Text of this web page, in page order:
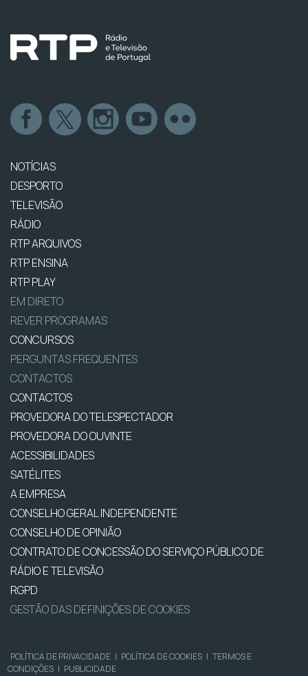
NOTÍCIAS
DESPORTO
TELEVISÃO
RÁDIO
RTP ARQUIVOS
RTP ENSINA
RTP PLAY
EM DIRETO
REVER PROGRAMAS
CONCURSOS
PERGUNTAS FREQUENTES
CONTACTOS
CONTACTOS
PROVEDORA DO TELESPECTADOR
PROVEDORA DO OUVINTE
ACESSIBILIDADES
SATÉLITES
A EMPRESA
CONSELHO GERAL INDEPENDENTE
CONSELHO DE OPINIÃO
CONTRATO DE CONCESSÃO DO SERVIÇO PÚBLICO DE
RÁDIO E TELEVISÃO
RGPD
GESTÃO DAS DEFINIÇÕES DE COOKIES
POLÍTICA DE PRIVACIDADE | POLÍTICA DE COOKIES | TERMOS E
CONDIÇÕES | PUBLICIDADE